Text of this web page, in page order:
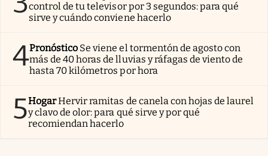
control de tu televisor por 3 segundos: para qué
sirve y cuándo conviene hacerlo
4Pronóstico Se viene el tormentón de agosto con
más de 40 horas de lluvias y ráfagas de viento de
hasta 70 kilómetros por hora
5HogarHervir ramitas de canela con hojas de laurel
y clavo de olor: para qué sirve y por qué
recomiendan hacerlo